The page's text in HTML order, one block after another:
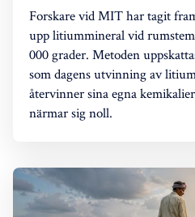
Forskare vid MIT har tagit
upp litiummineral vid
000 grader. Metoden
som dagens utvinning av
återvinner sina egna
närmar sig noll.